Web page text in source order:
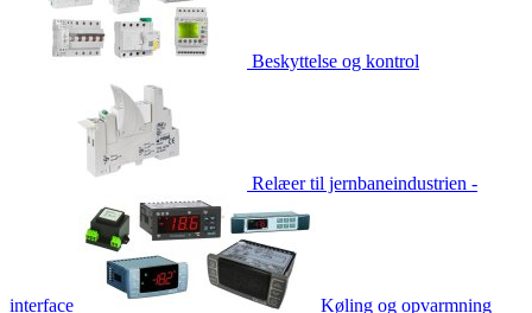
Beskyttelse og kontrol
Relæer til jernbaneindustrien -
interface Køling og opvarmning